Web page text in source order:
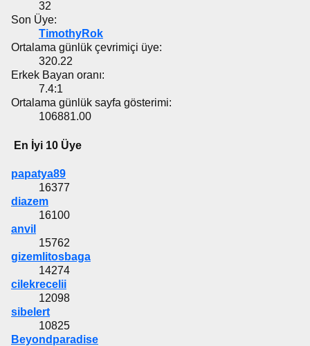
32
Son Üye:
TimothyRok
Ortalama günlük çevrimiçi üye:
320.22
Erkek Bayan oranı:
7.4:1
Ortalama günlük sayfa gösterimi:
106881.00
En İyi 10 Üye
papatya89
16377
diazem
16100
anvil
15762
gizemlitosbaga
14274
cilekrecelii
12098
sibelert
10825
Beyondparadise